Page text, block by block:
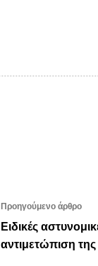
Προηγούμενο άρθρο
Ειδικές
αντιμετώπιση